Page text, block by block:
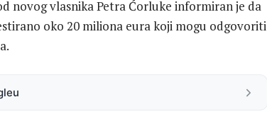
novog vlasnika Petra Ćorluke informiran je da
oko 20 miliona eura koji mogu odgovoriti